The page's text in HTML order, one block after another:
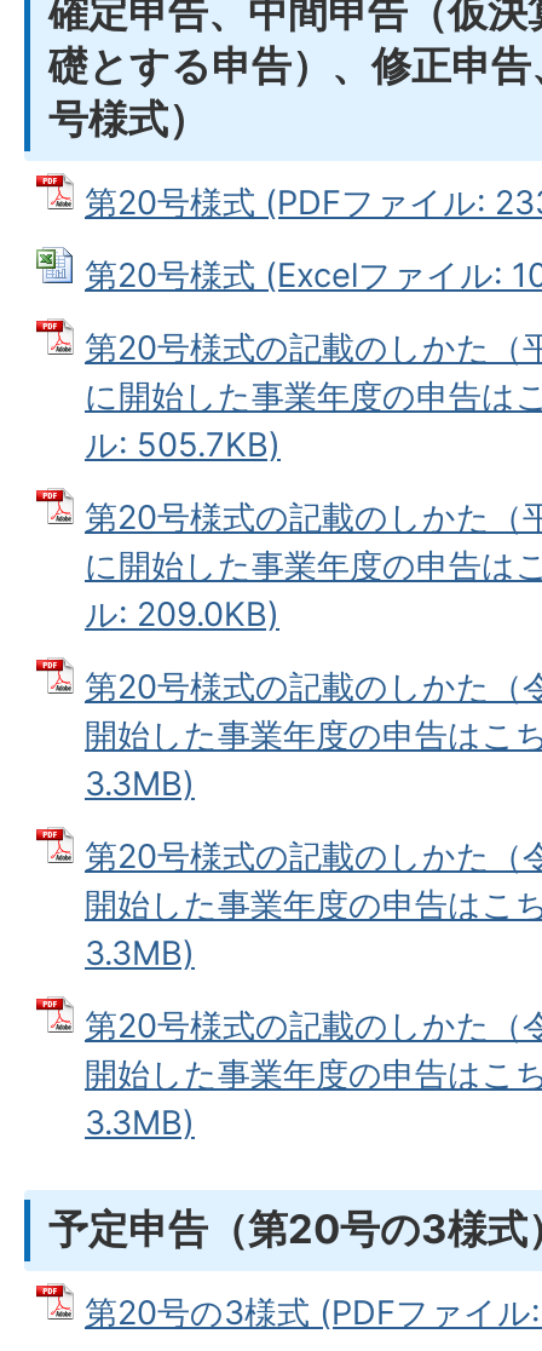
確定申告、中間申告（仮
礎とする申告）、修正申
号様式）
第20号様式 (PDFファイル:
第20号様式 (Excelファイル:
第20号様式の記載のしかた（
に開始した事業年度の申告は
ル: 505.7KB)
第20号様式の記載のしかた（
に開始した事業年度の申告は
ル: 209.0KB)
第20号様式の記載のしかた（
開始した事業年度の申告はこ
3.3MB)
第20号様式の記載のしかた（
開始した事業年度の申告はこ
3.3MB)
第20号様式の記載のしかた（
開始した事業年度の申告はこ
3.3MB)
予定申告（第20号の3様式
第20号の3様式 (PDFファイル